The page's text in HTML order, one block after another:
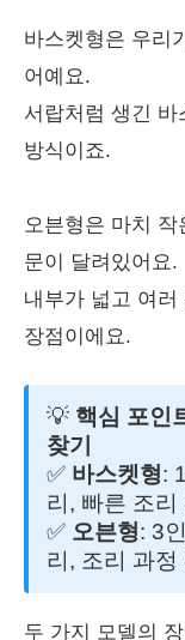
바스켓형은 우리
어예요.
서랍처럼 생긴
방식이죠.
오븐형은 마치
문이 달려있어요.
내부가 넓고 여
장점이에요.
💡 핵심 포인
찾기
✅ 바스켓형:
리, 빠른 조리
✅ 오븐형: 3
리, 조리 과정
두 가지 모델의